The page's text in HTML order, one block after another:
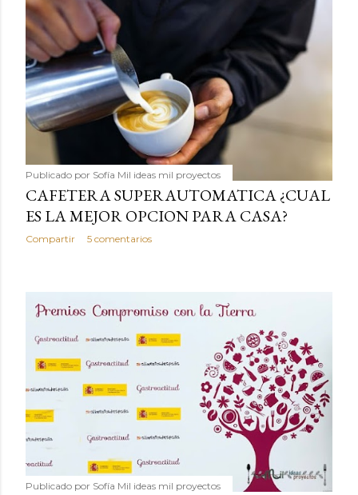
Publicado por Sofía Mil ideas mil proyectos
CAFETERA SUPERAUTOMATICA ¿CUAL
ES LA MEJOR OPCION PARA CASA?
Compartir 5 comentarios
Publicado por Sofía Mil ideas mil proyectos